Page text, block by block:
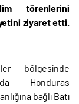
törenlerini
ziyaret etti.
bölgesinde
Honduras
bağlı Batı